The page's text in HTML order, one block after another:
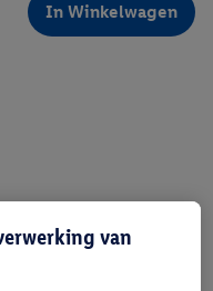
In Winkelwagen
van